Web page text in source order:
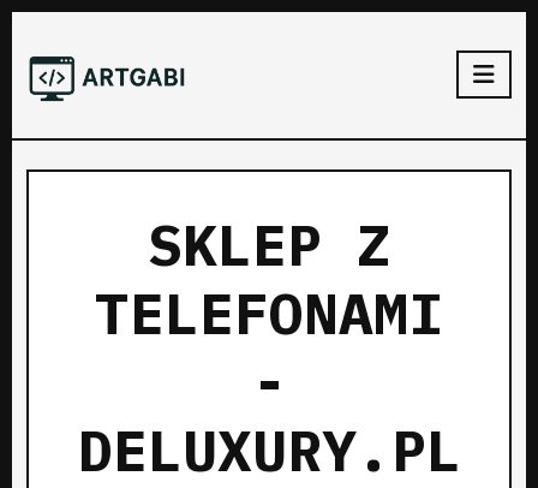
SKLEP Z
TELEFONAMI
-
DELUXURY.PL